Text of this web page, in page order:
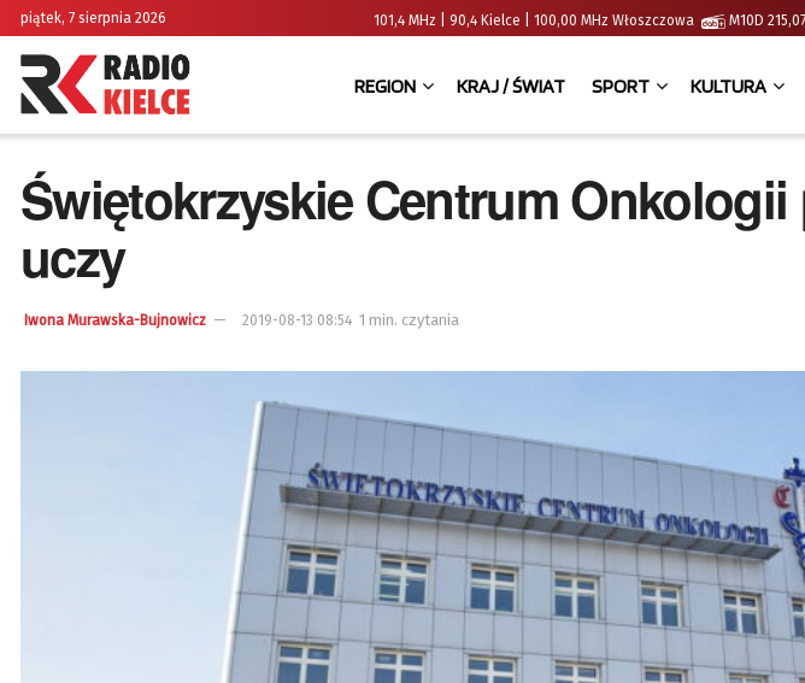
piątek, 7 sierpnia 2026 101,4 MHz | 90,4 Kielce | 100,00 MHz Włoszczowa M10D
REGION KRAJ / ŚWIAT SPORT KULTURA
Świętokrzyskie Centrum Onkologii
uczy
Iwona Murawska-Bujnowicz 2019-08-13 08:54 1 min. czytania